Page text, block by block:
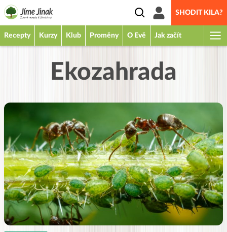
SHODIT KILA?
Recepty Kurzy Klub Proměny O Evě Jak začít
Ekozahrada